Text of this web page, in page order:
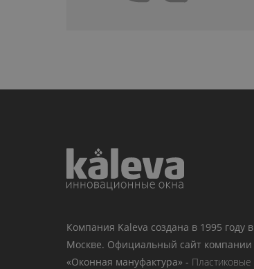
Компания Kaleva создана в 1995 году в
Москве. Официальный сайт компании
«Оконная мануфактура» - Пластиковые